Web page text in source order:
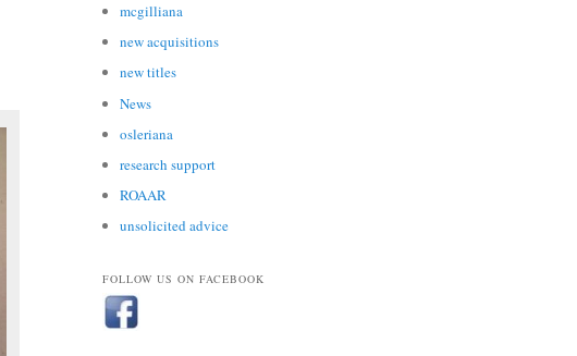
mcgilliana
new acquisitions
new titles
News
osleriana
research support
ROAAR
unsolicited advice
FOLLOW US ON FACEBOOK